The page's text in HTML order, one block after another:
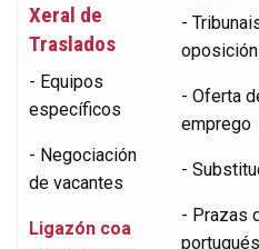
Xeral de
Traslados
- Equipos
específicos
- Negociación
de vacantes
Ligazón coa
-
- Oferta
emprego
-
- Prazas
portugués